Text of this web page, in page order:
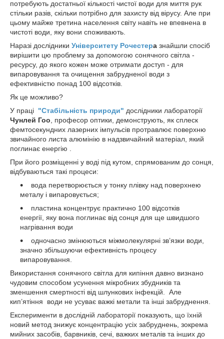
потребують достатньої кількості чистої води для миття рук
стільки разів, скільки потрібно для захисту від вірусу. Але при
цьому майже третина населення світу навіть не впевнена в
чистоті води, яку вони споживають.
Наразі дослідники Університету Рочестера знайшли спосіб
вирішити цю проблему за допомогою сонячного світла -
ресурсу, до якого кожен може отримати доступ - для
випаровування та очищення забрудненої води з
ефективністю понад 100 відсотків.
Як це можливо?
У праці "Стабільність природи" дослідники лабораторії
Чунлей Гоо , професор оптики, демонструють, як сплеск
фемтосекундних лазерних імпульсів протравлює поверхню
звичайного листа алюмінію в надзвичайний матеріал, який
поглинає енергію .
При його розміщенні у воді під кутом, спрямованим до сонця,
відбуваються такі процеси:
вода перетворюється у тонку плівку над поверхнею
металу і випаровується;
пластина концентрує практично 100 відсотків
енергії, яку вона поглинає від сонця для ще швидшого
нагрівання води
одночасно змінюються міжмолекулярні зв’язки води,
значно збільшуючи ефективність процесу
випаровування.
Використання сонячного світла для кипіння давно визнано
чудовим способом усунення мікробних збудників та
зменшення смертності від шлункових інфекцій. Але
кип’ятіння води не усуває важкі метали та інші забруднення.
Експерименти в дослідній лабораторії показують, що їхній
новий метод знижує концентрацію усіх забруднень, зокрема
мийних засобів, барвників, сечі, важких металів та інших до